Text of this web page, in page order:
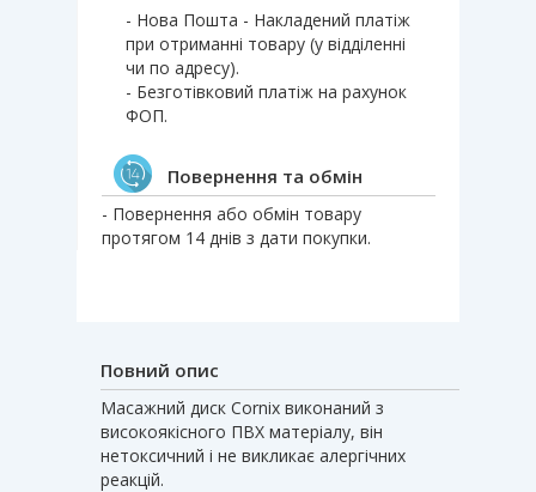
- Нова Пошта - Накладений платіж
при отриманні товару (у відділенні
чи по адресу).
- Безготівковий платіж на рахунок
ФОП.
Повернення та обмін
- Повернення або обмін товару
протягом 14 днів з дати покупки.
Повний опис
Масажний диск Cornix виконаний з
високоякісного ПВХ матеріалу, він
нетоксичний і не викликає алергічних
реакцій.